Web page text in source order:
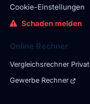
Cookie-Einstellungen
Schaden melden
Online Rechner
Vergleichsrechner Privat
Gewerbe Rechner